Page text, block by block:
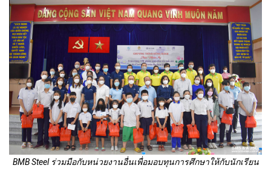
BMB Steel ร่วมมือกับหน่วยงานอื่นเพื่อมอบทุนการศึกษาให้กับนักเรียน